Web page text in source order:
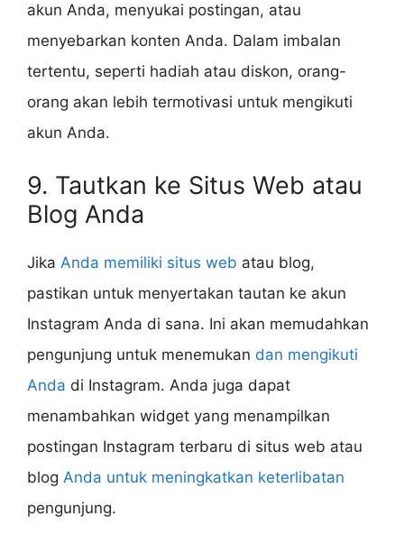
akun Anda, menyukai postingan, atau
menyebarkan konten Anda. Dalam imbalan
tertentu, seperti hadiah atau diskon, orang-
orang akan lebih termotivasi untuk mengikuti
akun Anda.
9. Tautkan ke Situs Web atau
Blog Anda
Jika Anda memiliki situs web atau blog,
pastikan untuk menyertakan tautan ke akun
Instagram Anda di sana. Ini akan memudahkan
pengunjung untuk menemukan dan mengikuti
Anda di Instagram. Anda juga dapat
menambahkan widget yang menampilkan
postingan Instagram terbaru di situs web atau
blog Anda untuk meningkatkan keterlibatan
pengunjung.